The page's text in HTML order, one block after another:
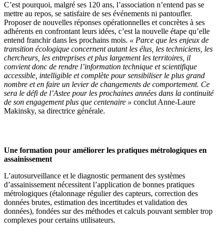
C’est pourquoi, malgré ses 120 ans, l’association n’entend pas se
mettre au repos, se satisfaire de ses événements ni pantoufler.
Proposer de nouvelles réponses opérationnelles et concrètes à ses
adhérents en confrontant leurs idées, c’est la nouvelle étape qu’elle
entend franchir dans les prochains mois. « Parce que les enjeux de
transition écologique concernent autant les élus, les techniciens, les
chercheurs, les entreprises et plus largement les territoires, il
convient donc de rendre l’information technique et scientifique
accessible, intelligible et complète pour sensibiliser le plus grand
nombre et en faire un levier de changements de comportement. Ce
sera le défi de l’Astee pour les prochaines années dans la continuité
de son engagement plus que centenaire » conclut Anne-Laure
Makinsky, sa directrice générale.
Une formation pour améliorer les pratiques métrologiques en
assainissement
L’autosurveillance et le diagnostic permanent des systèmes
d’assainissement nécessitent l’application de bonnes pratiques
métrologiques (étalonnage régulier des capteurs, correction des
données brutes, estimation des incertitudes et validation des
données), fondées sur des méthodes et calculs pouvant sembler trop
complexes pour certains utilisateurs.